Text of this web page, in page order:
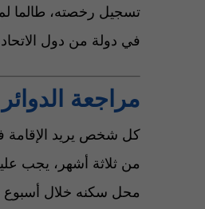
تسجيل رخصته، طالما
في دولة من دول الاتحاد
مراجعة
كل شخص يريد الإقامة في
من ثلاثة أشهر، يجب
محل سكنه خلال